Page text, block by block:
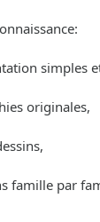
simples
originales,
famille par